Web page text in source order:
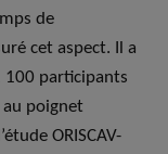
de
cet aspect. Il a
100 participants
poignet
ORISCAV-